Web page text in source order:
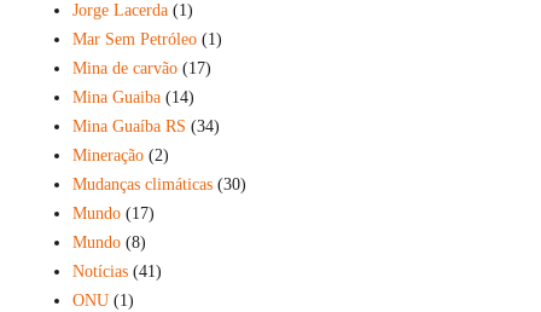
Jorge Lacerda (1)
Mar Sem Petróleo (1)
Mina de carvão (17)
Mina Guaiba (14)
Mina Guaíba RS (34)
Mineração (2)
Mudanças climáticas (30)
Mundo (17)
Mundo (8)
Notícias (41)
ONU (1)